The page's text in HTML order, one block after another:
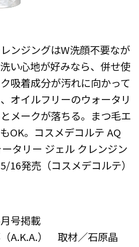
ンジングはW洗顔不要なが
い心地が好みなら、併せ使
吸着成分が汚れに向かって
オイルフリーのウォータリ
メークが落ちる。まつ毛エ
OK。コスメデコルテ AQ
タリー ジェル クレンジン
発売（コスメデコルテ）
号掲載
A.K.A.） 取材／石原晶